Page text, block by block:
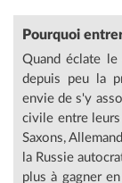
Pourquoi
Quand éclate
depuis peu la
envie de s'y
civile entre
Saxons,
la Russie
plus à gagner